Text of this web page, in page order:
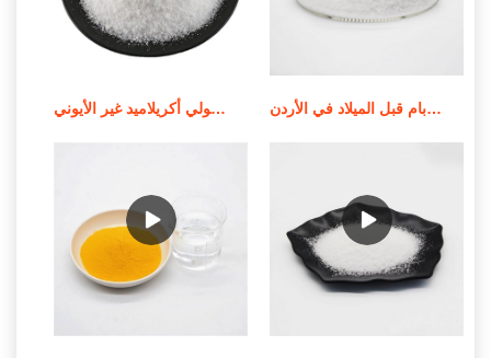
استخدام وإشعار تطبيق بولي أكريلاميد غير الأيوني جودة عالية من الموردين الندف بام قبل الميلاد في الأردن